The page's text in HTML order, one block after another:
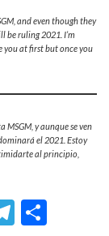
and even though they
be ruling 2021. I’m
at first but once you
MSGM, y aunque se ven
el 2021. Estoy
al principio,